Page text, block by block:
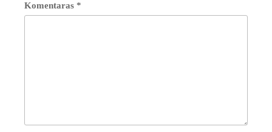
Komentaras*